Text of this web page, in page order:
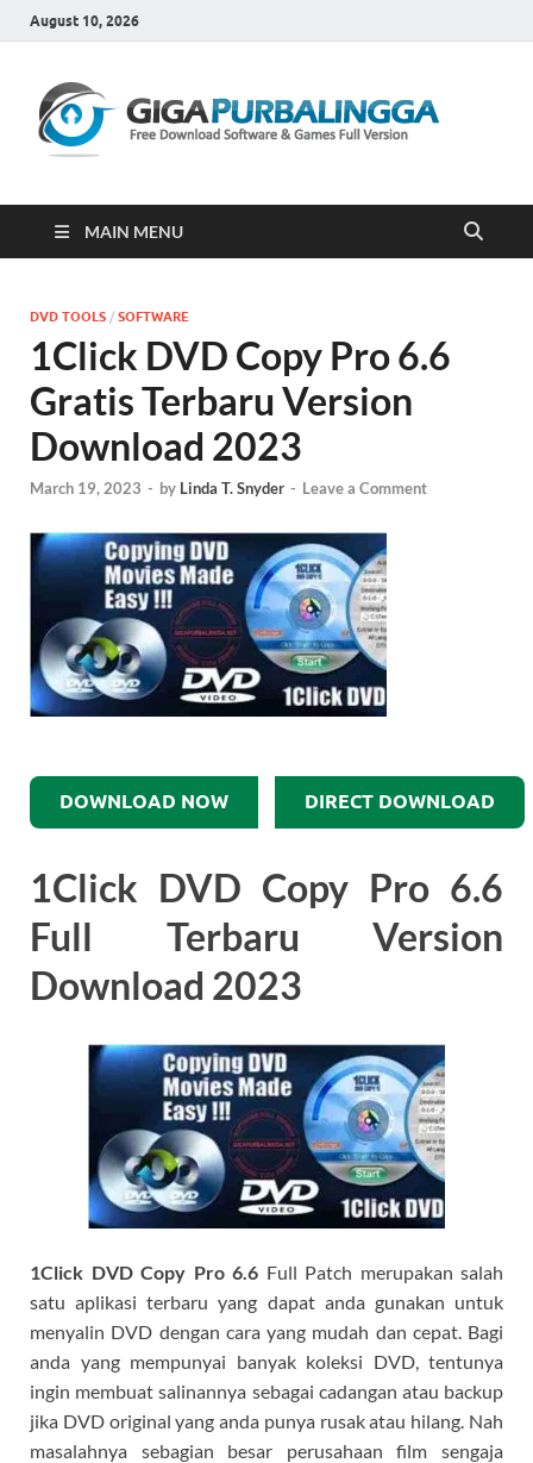
August 10, 2026
MAIN MENU
DVD TOOLS / SOFTWARE
1Click DVD Copy Pro 6.6
Gratis Terbaru Version
Download 2023
March 19, 2023 - by Linda T. Snyder - Leave a Comment
DOWNLOAD NOW DIRECT DOWNLOAD
1Click DVD Copy Pro 6.6
Full Terbaru Version
Download 2023
1Click DVD Copy Pro 6.6 Full Patch merupakan salah
satu aplikasi terbaru yang dapat anda gunakan untuk
menyalin DVD dengan cara yang mudah dan cepat. Bagi
anda yang mempunyai banyak koleksi DVD, tentunya
ingin membuat salinannya sebagai cadangan atau backup
jika DVD original yang anda punya rusak atau hilang. Nah
masalahnya sebagian besar perusahaan film sengaja